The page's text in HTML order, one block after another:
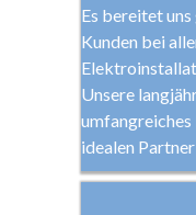
Es bereitet
Kunden bei
Unsere
umfangreiches
idealen